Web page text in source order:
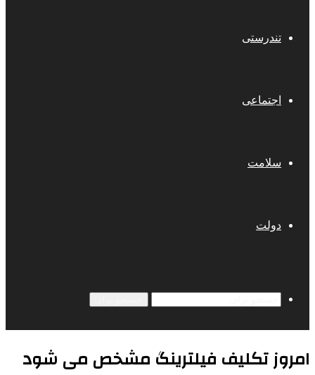
تندرستی
اجتماعی
سلامت
دولت
امروز تکلیف فیلترینگ مشخص می شود